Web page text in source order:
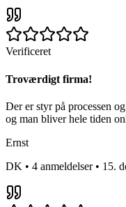
Verificeret
Troværdigt firma!
Der er styr på processen
og man bliver hele tiden
Ernst
DK • 4 anmeldelser• 15.